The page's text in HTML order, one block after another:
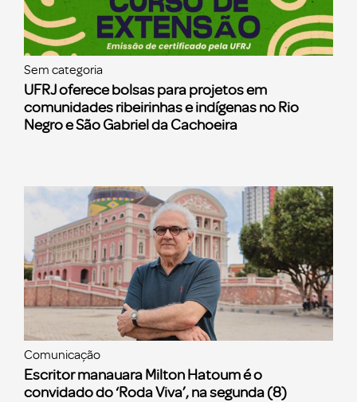
Sem categoria
UFRJ oferece bolsas para projetos em
comunidades ribeirinhas e indígenas no Rio
Negro e São Gabriel da Cachoeira
Comunicação
Escritor manauara Milton Hatoum é o
convidado do ‘Roda Viva’, na segunda (8)